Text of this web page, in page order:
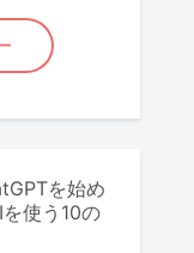
を始め
使う10の